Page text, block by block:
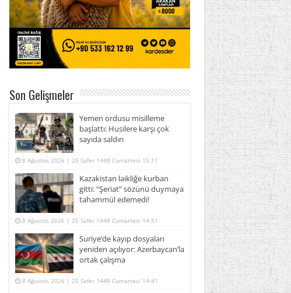
Son Gelişmeler
Yemen ordusu misilleme
başlattı: Husilere karşı çok
sayıda saldırı
8 Ağustos 2026 | 25 Safer 1448 Cumartesi 15:11
Kazakistan laikliğe kurban
gitti: “Şeriat” sözünü duymaya
tahammül edemedi!
8 Ağustos 2026 | 25 Safer 1448 Cumartesi 14:51
Suriye’de kayıp dosyaları
yeniden açılıyor: Azerbaycan’la
ortak çalışma
8 Ağustos 2026 | 25 Safer 1448 Cumartesi 14:41